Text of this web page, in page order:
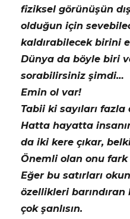
fiziksel görünüşün
olduğun için
kaldırabilecek birini
Dünya da böyle biri
sorabilirsiniz şimdi…
Emin ol var!
Tabii ki sayıları fazla
Hatta hayatta
da iki kere çıkar,
Önemli olan onu fark
Eğer bu satırları
özellikleri
çok şanlısın.